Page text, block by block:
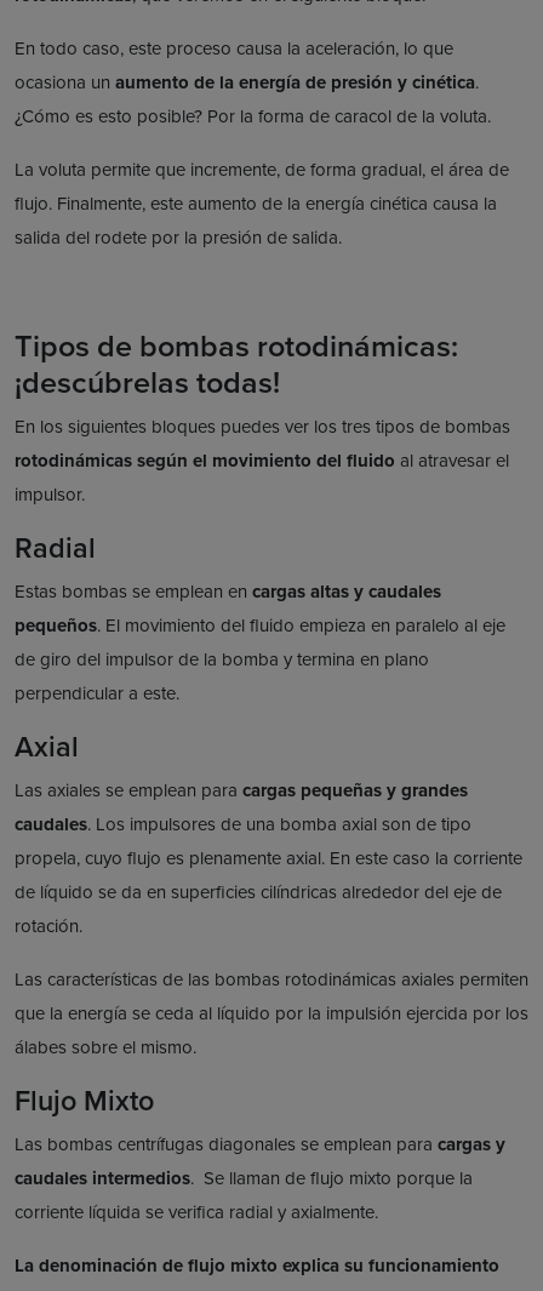
En todo caso, este proceso causa la aceleración, lo que
ocasiona un aumento de la energía de presión y cinética.
¿Cómo es esto posible? Por la forma de caracol de la voluta.
La voluta permite que incremente, de forma gradual, el área de
flujo. Finalmente, este aumento de la energía cinética causa la
salida del rodete por la presión de salida.
Tipos de bombas rotodinámicas:
¡descúbrelas todas!
En los siguientes bloques puedes ver los tres tipos de bombas
rotodinámicas según el movimiento del fluido al atravesar el
impulsor.
Radial
Estas bombas se emplean en cargas altas y caudales
pequeños. El movimiento del fluido empieza en paralelo al eje
de giro del impulsor de la bomba y termina en plano
perpendicular a este.
Axial
Las axiales se emplean para cargas pequeñas y grandes
caudales. Los impulsores de una bomba axial son de tipo
propela, cuyo flujo es plenamente axial. En este caso la corriente
de líquido se da en superficies cilíndricas alrededor del eje de
rotación.
Las características de las bombas rotodinámicas axiales permiten
que la energía se ceda al líquido por la impulsión ejercida por los
álabes sobre el mismo.
Flujo Mixto
Las bombas centrífugas diagonales se emplean para cargas y
caudales intermedios. Se llaman de flujo mixto porque la
corriente líquida se verifica radial y axialmente.
La denominación de flujo mixto explica su funcionamiento